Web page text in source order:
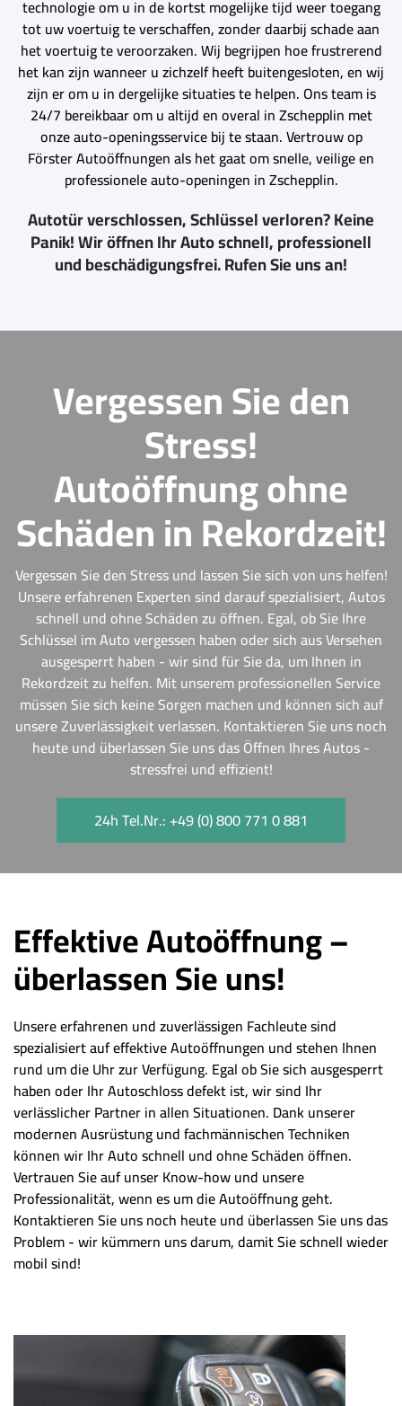
technologie om u in de kortst mogelijke tijd weer toegang
tot uw voertuig te verschaffen, zonder daarbij schade aan
het voertuig te veroorzaken. Wij begrijpen hoe frustrerend
het kan zijn wanneer u zichzelf heeft buitengesloten, en wij
zijn er om u in dergelijke situaties te helpen. Ons team is
24/7 bereikbaar om u altijd en overal in Zschepplin met
onze auto-openingsservice bij te staan. Vertrouw op
Förster Autoöffnungen als het gaat om snelle, veilige en
professionele auto-openingen in Zschepplin.
Autotür verschlossen, Schlüssel verloren? Keine
Panik! Wir öffnen Ihr Auto schnell, professionell
und beschädigungsfrei. Rufen Sie uns an!
Vergessen Sie den
Stress!
Autoöffnung ohne
Schäden in Rekordzeit!
Vergessen Sie den Stress und lassen Sie sich von uns helfen!
Unsere erfahrenen Experten sind darauf spezialisiert, Autos
schnell und ohne Schäden zu öffnen. Egal, ob Sie Ihre
Schlüssel im Auto vergessen haben oder sich aus Versehen
ausgesperrt haben - wir sind für Sie da, um Ihnen in
Rekordzeit zu helfen. Mit unserem professionellen Service
müssen Sie sich keine Sorgen machen und können sich auf
unsere Zuverlässigkeit verlassen. Kontaktieren Sie uns noch
heute und überlassen Sie uns das Öffnen Ihres Autos -
stressfrei und effizient!
24h Tel.Nr.: +49 (0) 800 771 0 881
Effektive Autoöffnung –
überlassen Sie uns!
Unsere erfahrenen und zuverlässigen Fachleute sind
spezialisiert auf effektive Autoöffnungen und stehen Ihnen
rund um die Uhr zur Verfügung. Egal ob Sie sich ausgesperrt
haben oder Ihr Autoschloss defekt ist, wir sind Ihr
verlässlicher Partner in allen Situationen. Dank unserer
modernen Ausrüstung und fachmännischen Techniken
können wir Ihr Auto schnell und ohne Schäden öffnen.
Vertrauen Sie auf unser Know-how und unsere
Professionalität, wenn es um die Autoöffnung geht.
Kontaktieren Sie uns noch heute und überlassen Sie uns das
Problem - wir kümmern uns darum, damit Sie schnell wieder
mobil sind!